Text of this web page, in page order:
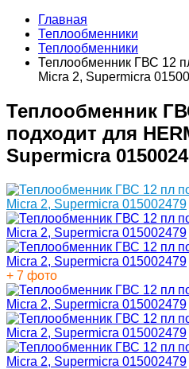
Главная
Теплообменники
Теплообменники
Теплообменник ГВС 12
Micra 2, Supermicra
Теплообменник
подходит для
Supermicra
+ 7 фото